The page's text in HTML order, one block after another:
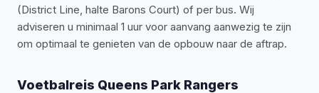
(District Line, halte Barons Court) of per bus. Wij
adviseren u minimaal 1 uur voor aanvang aanwezig te zijn
om optimaal te genieten van de opbouw naar de aftrap.
Voetbalreis Queens Park Rangers